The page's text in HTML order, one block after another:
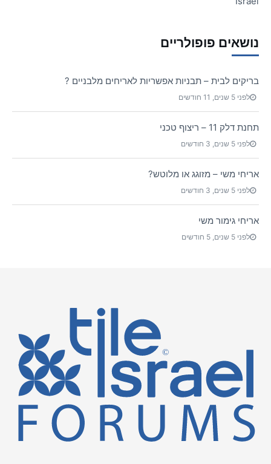
נושאים פופולריים
בריקים לבית – תבניות אפשריות לאריחים מלבניים ?
לפני 5 שנים, 11 חודשים
תחנת דלק 11 – ריצוף טכני
לפני 5 שנים, 3 חודשים
אריחי משי – מזוגג או מלוטש?
לפני 5 שנים, 3 חודשים
אריחי גימור משי
לפני 5 שנים, 5 חודשים